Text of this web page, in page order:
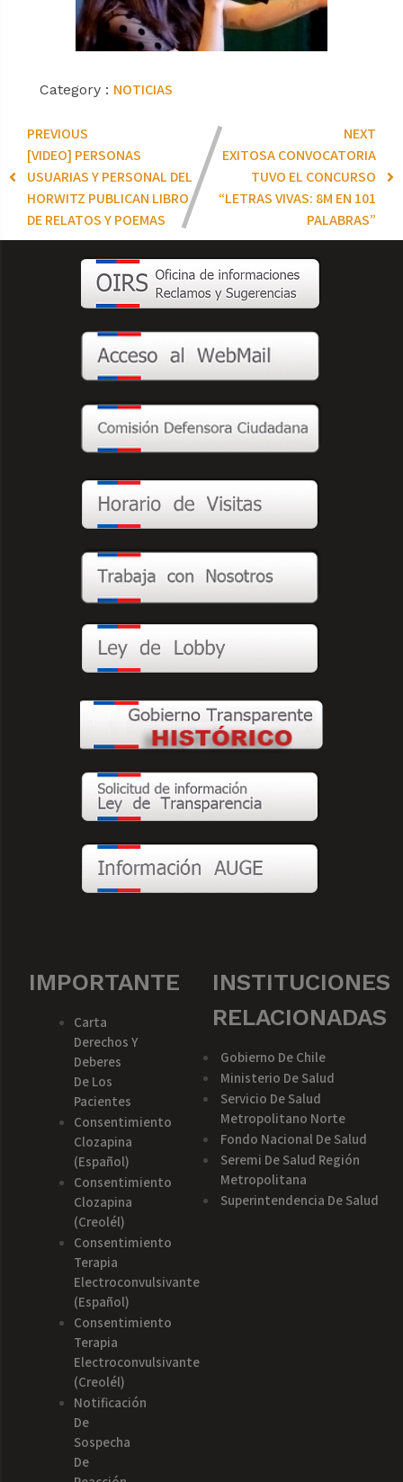
Category : NOTICIAS
PREVIOUS
[VIDEO] PERSONAS
USUARIAS Y PERSONAL DEL
HORWITZ PUBLICAN LIBRO
DE RELATOS Y POEMAS
NEXT
EXITOSA CONVOCATORIA
TUVO EL CONCURSO
“LETRAS VIVAS: 8M EN 101
PALABRAS”
IMPORTANTE
Carta
Derechos Y
Deberes
De Los
Pacientes
Consentimiento
Clozapina
(español)
Consentimiento
Clozapina
(creolél)
Consentimiento
Terapia
Electroconvulsivante
(español)
Consentimiento
Terapia
Electroconvulsivante
(creolél)
Notificación
De
Sospecha
De
INSTITUCIONES
RELACIONADAS
Gobierno De Chile
Ministerio De Salud
Servicio De Salud
Metropolitano Norte
Fondo Nacional De Salud
Seremi De Salud Región
Metropolitana
Superintendencia De Salud